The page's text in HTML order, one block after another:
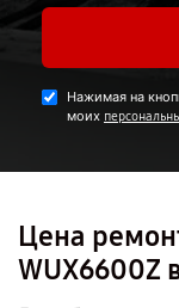
Нажимая на
моих
Цена
WUX6600Z